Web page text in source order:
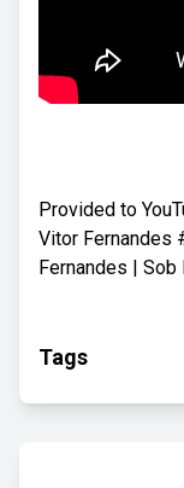
Provided to
Vitor Fernandes
Fernandes | Sob
Tags